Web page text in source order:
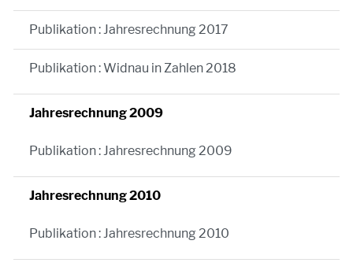
Publikation : Jahresrechnung 2017
Publikation : Widnau in Zahlen 2018
Jahresrechnung 2009
Publikation : Jahresrechnung 2009
Jahresrechnung 2010
Publikation : Jahresrechnung 2010